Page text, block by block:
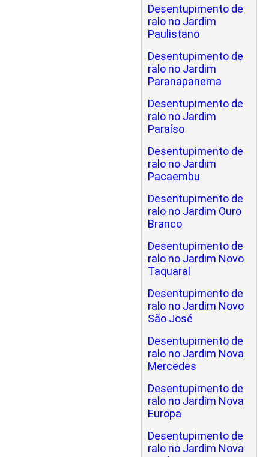
Desentupimento de
ralo no Jardim
Paulistano
Desentupimento de
ralo no Jardim
Paranapanema
Desentupimento de
ralo no Jardim
Paraíso
Desentupimento de
ralo no Jardim
Pacaembu
Desentupimento de
ralo no Jardim Ouro
Branco
Desentupimento de
ralo no Jardim Novo
Taquaral
Desentupimento de
ralo no Jardim Novo
São José
Desentupimento de
ralo no Jardim Nova
Mercedes
Desentupimento de
ralo no Jardim Nova
Europa
Desentupimento de
ralo no Jardim Nova